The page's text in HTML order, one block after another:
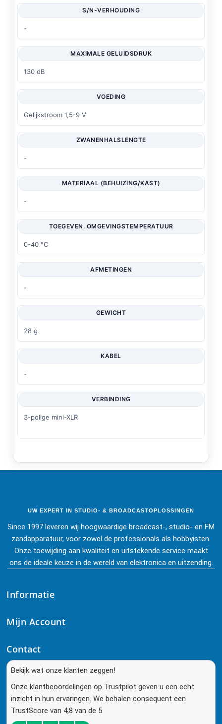
S/N-VERHOUDING
-
MAXIMALE GELUIDSDRUK
130 dB
VOEDING
Gelijkstroom 1,5-9 V
ZWANENHALSLENGTE
-
MATERIAAL (BEHUIZING/KAST)
-
TOEGEVEN. OMGEVINGSTEMPERATUUR
0-40 °C
AFMETINGEN
-
GEWICHT
28 g
KABEL
-
VERBINDING
3-polige mini-XLR
UW EXPERT IN STUDIO- & BROADCASTOPLOSSINGEN
Since 1997 leveren wij hoogwaardige broadcast-, studio- en FM
zendapparatuur, voor zowel de professionals als hobbyisten.
Onze toewijding aan kwaliteit en uitstekende service maakt
ons de ideale keuze in de wereld van elektronica en uitzending.
Informatie
Mijn Account
Contact
Bekijk wat onze klanten zeggen!
Onze klantbeoordelingen op Trustpilot geven u een echt
inzicht in hun ervaringen. We behalen consequent een
TrustScore van 4,8 van de 5